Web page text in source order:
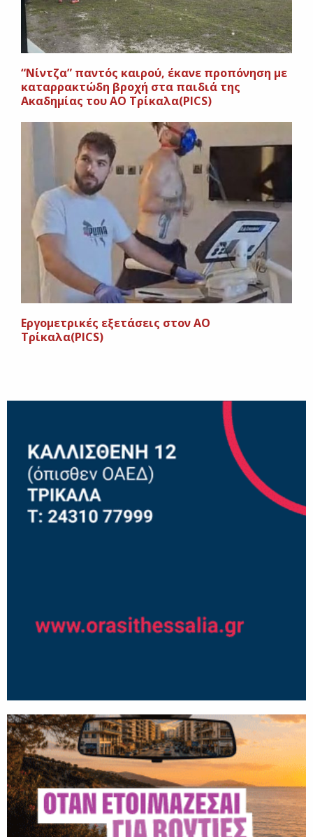
“Νίντζα” παντός καιρού, έκανε προπόνηση με
καταρρακτώδη βροχή στα παιδιά της
Ακαδημίας του ΑΟ Τρίκαλα(PICS)
Εργομετρικές εξετάσεις στον ΑΟ
Τρίκαλα(PICS)